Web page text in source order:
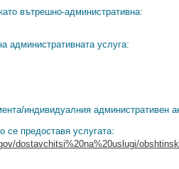
вътрешно-административна:
административната услуга:
индивидуалния административен
се предоставя услугата:
dostavchitsi%20na%20uslugi/